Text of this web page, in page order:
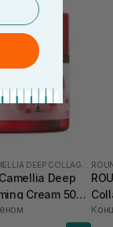
Deep
Cream 50
мл